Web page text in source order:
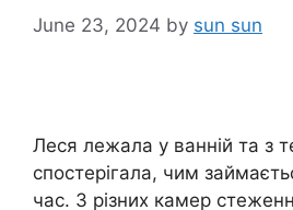
June 23, 2024 by sun sun
Леся лежала у ванній та з
спостерігала, чим
час. З різних камер